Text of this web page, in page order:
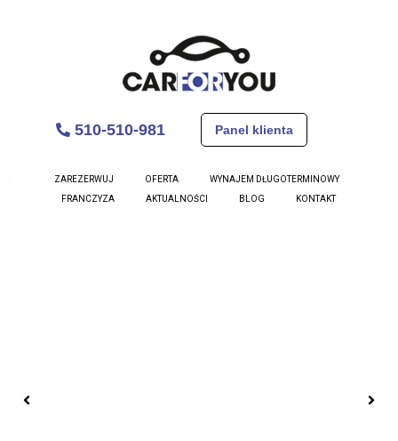
510-510-981 Panel klienta
ZAREZERWUJ OFERTA
WYNAJEM DŁUGOTERMINOWY
FRANCZYZA
AKTUALNOŚCI BLOG KONTAKT
Volkswagen T-Roc